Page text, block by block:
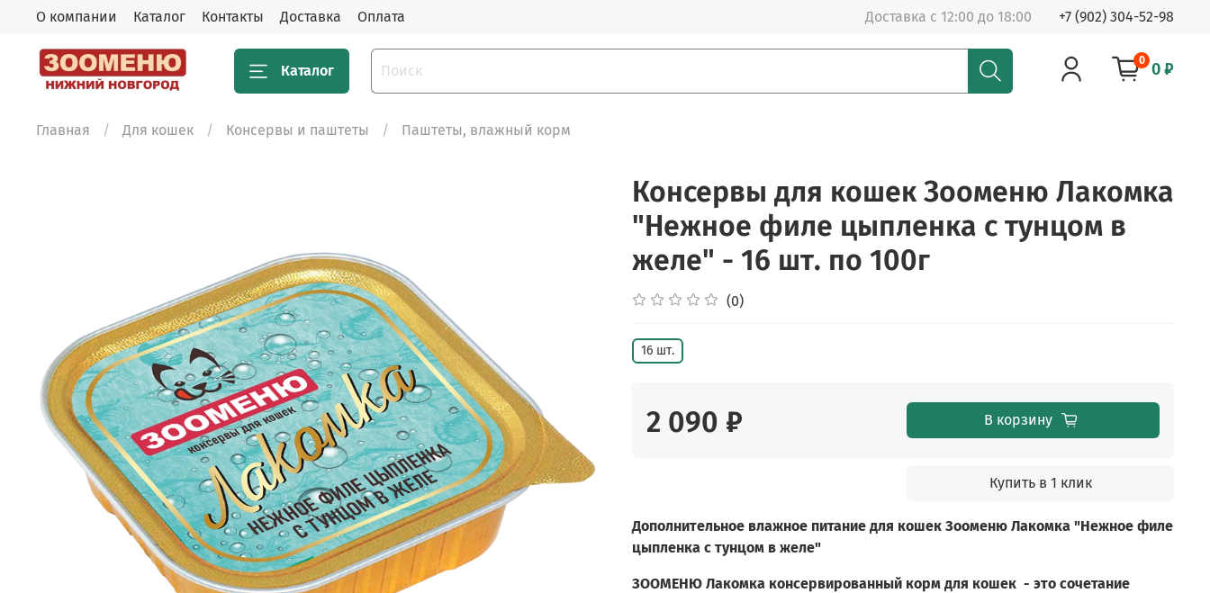
О компании Каталог Контакты Доставка Оплата Доставка с 12:00 до 18:00 +7 (902) 304-52-98
Каталог
0 0 ₽
Главная Для кошек Консервы и паштеты Паштеты, влажный корм
Консервы для кошек Зооменю Лакомка
"Нежное филе цыпленка с тунцом в
желе" - 16 шт. по 100г
(0)
16 шт.
2 090 ₽ В корзину
Купить в 1 клик
Дополнительное влажное питание для кошек Зооменю Лакомка "Нежное филе
цыпленка с тунцом в желе"
ЗООМЕНЮ Лакомка консервированный корм для кошек - это сочетание